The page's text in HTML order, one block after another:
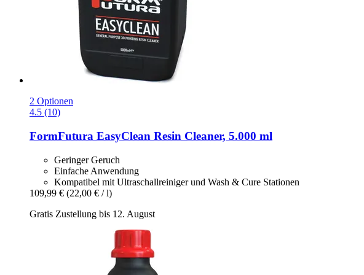
2 Optionen
4.5 (10)
FormFutura EasyClean Resin Cleaner, 5.000 ml
Geringer Geruch
Einfache Anwendung
Kompatibel mit Ultraschallreiniger und Wash & Cure Stationen
109,99 € (22,00 € / l)
Gratis Zustellung bis 12. August